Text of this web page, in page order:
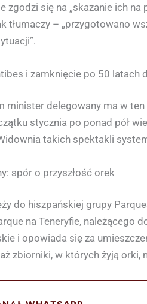
zgodzi się na „skazanie ich
tłumaczy – „przygotowano
i zamknięcie po 50 latach
minister delegowany ma w
stycznia po ponad pół
takich spektakli
spór o przyszłość orek
do hiszpańskiej grupy
na Teneryfie, należącego
i opowiada się za
zbiorniki, w których żyją